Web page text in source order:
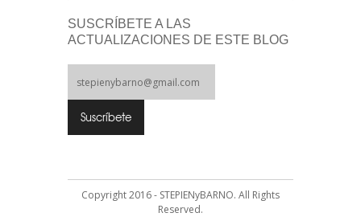
SUSCRÍBETE A LAS
ACTUALIZACIONES DE ESTE BLOG
Copyright 2016 - STEPIENyBARNO. All Rights
Reserved.